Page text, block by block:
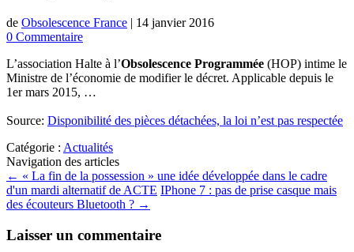
de Obsolescence France | 14 janvier 2016
0 Commentaire
L’association Halte à l’Obsolescence Programmée (HOP) intime le
Ministre de l’économie de modifier le décret. Applicable depuis le
1er mars 2015, …
Source: Disponibilité des pièces détachées, la loi n’est pas respectée
Catégorie : Actualités
Navigation des articles
← « La fin de la possession » une idée développée dans le cadre
d'un mardi alternatif de ACTE IPhone 7 : pas de prise casque mais
des écouteurs Bluetooth ? →
Laisser un commentaire